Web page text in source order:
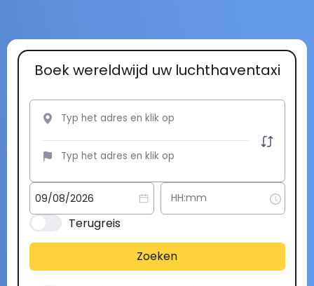
Boek wereldwijd uw luchthaventaxi
Terugreis
Zoeken